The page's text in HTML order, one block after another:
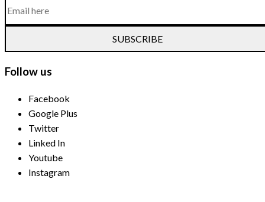
SUBSCRIBE
Follow us
Facebook
Google Plus
Twitter
Linked In
Youtube
Instagram